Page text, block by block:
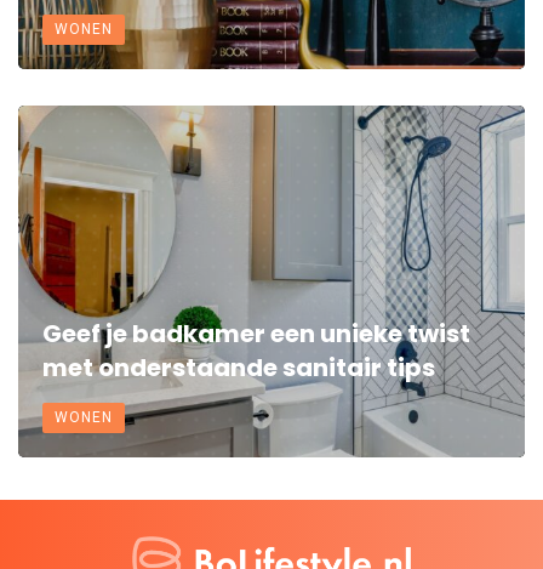
WONEN
WONEN
Geef je badkamer een unieke twist
met onderstaande sanitair tips